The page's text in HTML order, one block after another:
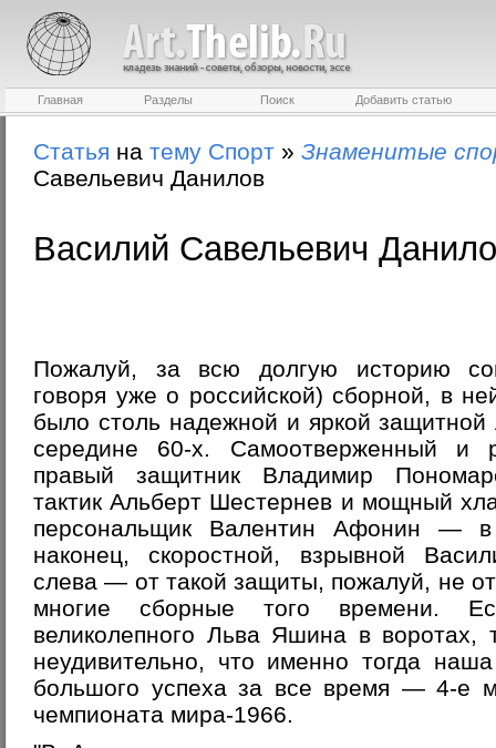
Главная Разделы Поиск Добавить статью
Статья на тему Спорт » Знаменитые
Савельевич Данилов
Василий Савельевич
Пожалуй, за всю долгую историю
говоря уже о российской) сборной, в
было столь надежной и яркой защитной
середине 60-х. Самоотверженный и
правый защитник Владимир
тактик Альберт Шестернев и мощный
персональщик Валентин Афонин —
наконец, скоростной, взрывной
слева — от такой защиты, пожалуй, не
многие сборные того времени.
великолепного Льва Яшина в воротах,
неудивительно, что именно тогда
большого успеха за все время — 4-е
чемпионата мира-1966.